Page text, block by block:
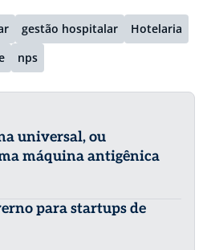
gestão hospitalar
Hotelaria
nps
universal, ou
máquina antigênica
para startups de